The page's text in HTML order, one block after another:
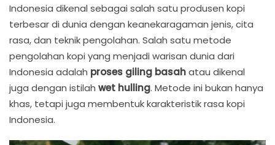
Indonesia dikenal sebagai salah satu produsen kopi
terbesar di dunia dengan keanekaragaman jenis, cita
rasa, dan teknik pengolahan. Salah satu metode
pengolahan kopi yang menjadi warisan dunia dari
Indonesia adalah proses giling basahatau dikenal
juga dengan istilah wet hulling. Metode ini bukan hanya
khas, tetapi juga membentuk karakteristik rasa kopi
Indonesia.